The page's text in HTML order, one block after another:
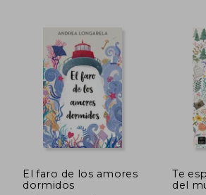
50%
dcto.
$ 113.943
$ 56.972
El faro de los amores
dormidos
Te
del